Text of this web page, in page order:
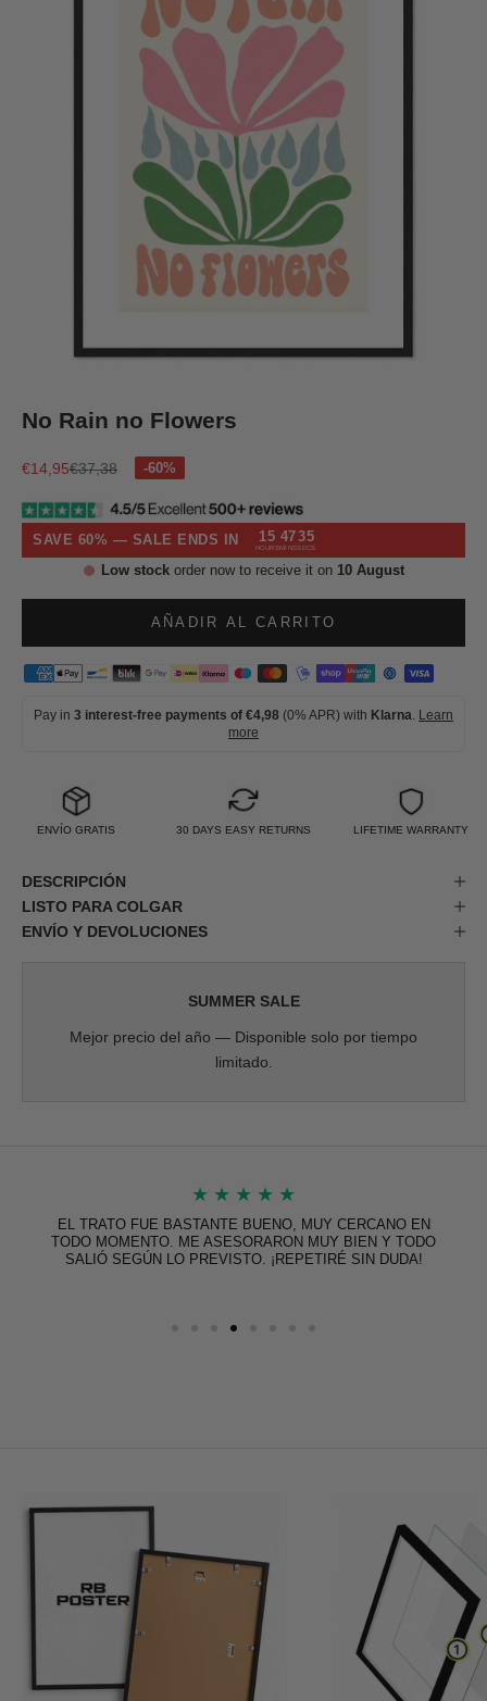
No Rain no Flowers
Precio de oferta
€14,95Precio normal
€37,38
SAVE 60% — SALE ENDS IN 15
HOURS
47
MINS
34
SECS
Low stockorder now to receive it on 10 August
AÑADIR AL CARRITO
Pay in 3 interest-free payments of €4,98 (0% APR) with Klarna. Learn
more
ENVÍO GRATIS 30 DAYS EASY RETURNS LIFETIME WARRANTY
DESCRIPCIÓN
LISTO PARA COLGAR
ENVÍO Y DEVOLUCIONES
SUMMER SALE
Mejor precio del año — Disponible solo por tiempo
limitado.
★ ★ ★ ★ ★
EL TRATO FUE BASTANTE BUENO, MUY CERCANO EN
TODO MOMENTO. ME ASESORARON MUY BIEN Y TODO
SALIÓ SEGÚN LO PREVISTO. ¡REPETIRÉ SIN DUDA!